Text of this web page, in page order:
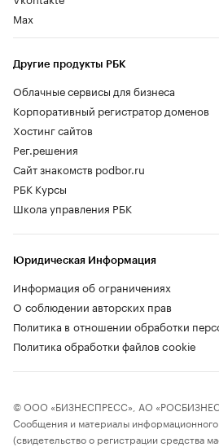
Max
Другие продукты РБК
Облачные сервисы для бизнеса
Корпоративный регистратор доменов
Хостинг сайтов
Рег.решения
Сайт знакомств podbor.ru
РБК Курсы
Школа управления РБК
Юридическая Информация
Информация об ограничениях
О соблюдении авторских прав
Политика в отношении обработки
Политика обработки файлов cookie
© ООО «БИЗНЕСПРЕСС», АО
Сообщения и материалы информационного
(свидетельство о регистрации средства